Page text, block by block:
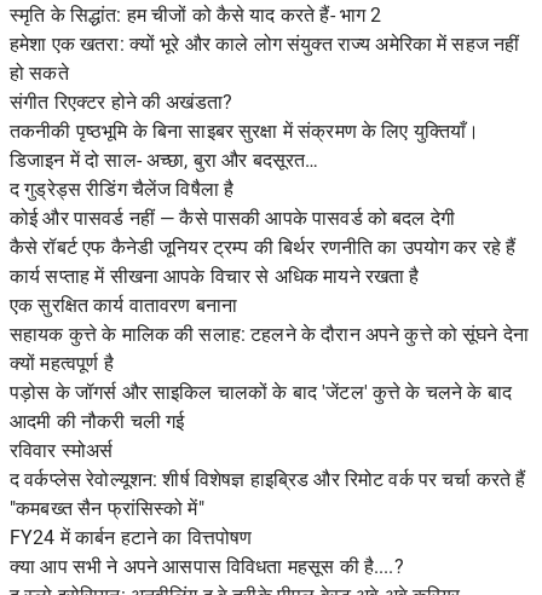
स्मृति के सिद्धांत: हम चीजों को कैसे याद करते हैं- भाग 2
हमेशा एक खतरा: क्यों भूरे और काले लोग संयुक्त राज्य अमेरिका में सहज नहीं
हो सकते
संगीत रिएक्टर होने की अखंडता?
तकनीकी पृष्ठभूमि के बिना साइबर सुरक्षा में संक्रमण के लिए युक्तियाँ।
डिजाइन में दो साल- अच्छा, बुरा और बदसूरत…
द गुड्रेड्स रीडिंग चैलेंज विषैला है
कोई और पासवर्ड नहीं — कैसे पासकी आपके पासवर्ड को बदल देगी
कैसे रॉबर्ट एफ कैनेडी जूनियर ट्रम्प की बिर्थर रणनीति का उपयोग कर रहे हैं
कार्य सप्ताह में सीखना आपके विचार से अधिक मायने रखता है
एक सुरक्षित कार्य वातावरण बनाना
सहायक कुत्ते के मालिक की सलाह: टहलने के दौरान अपने कुत्ते को सूंघने देना
क्यों महत्वपूर्ण है
पड़ोस के जॉगर्स और साइकिल चालकों के बाद 'जेंटल' कुत्ते के चलने के बाद
आदमी की नौकरी चली गई
रविवार स्मोअर्स
द वर्कप्लेस रेवोल्यूशन: शीर्ष विशेषज्ञ हाइब्रिड और रिमोट वर्क पर चर्चा करते हैं
"कमबख्त सैन फ्रांसिस्को में"
FY24 में कार्बन हटाने का वित्तपोषण
क्या आप सभी ने अपने आसपास विविधता महसूस की है....?